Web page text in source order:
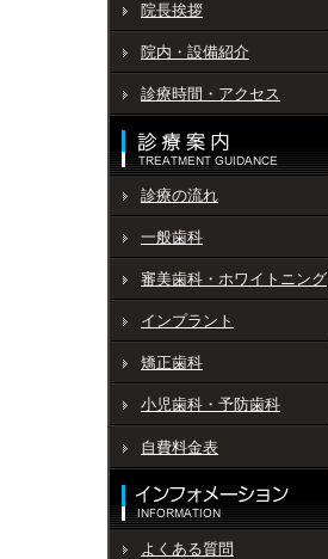
院長挨拶
院内・設備紹介
診療時間・アクセス
診療の流れ
一般歯科
審美歯科・ホワイトニング
インプラント
矯正歯科
小児歯科・予防歯科
自費料金表
よくある質問